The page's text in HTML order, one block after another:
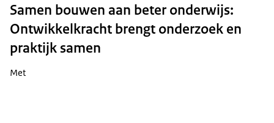
Samen bouwen aan beter onderwijs:
Ontwikkelkracht brengt onderzoek en
praktijk samen
Met